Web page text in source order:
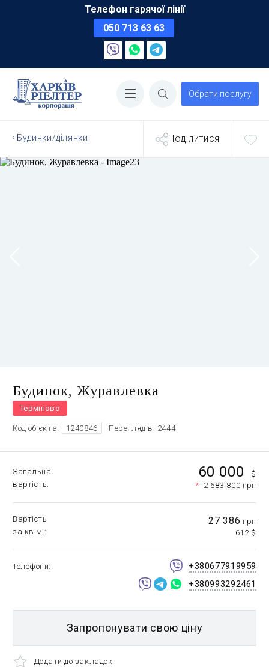
Телефон гарячої лінії
050 713 63 63
Обрати послугу
Будинки/ділянки Поділитися
Будинок, Журавлевка
Терміново
Код об'єкта: 1240846 Переглядів: 2444
Загальна
вартість
60 000
$
* 2 683 800 грн
Вартість
за кв.м.
27 386 грн
612 $
Телефони
+380677919959
+380993292461
Запропонувати свою ціну
Додати до закладок